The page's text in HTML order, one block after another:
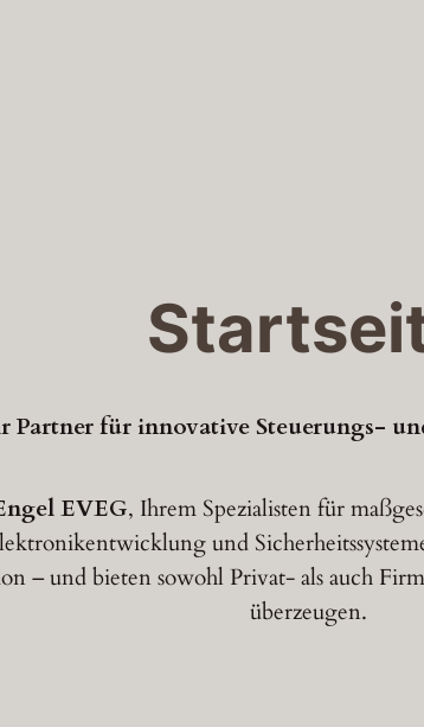
Partner für innovative Steuerungs-
EVEG, Ihrem Spezialisten für
und
– und bieten sowohl Privat- als auch
überzeugen.